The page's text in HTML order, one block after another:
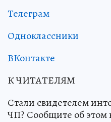
Телеграм
Одноклассники
ВКонтакте
К ЧИТАТЕЛЯМ
Стали свидетелем
ЧП? Сообщите об